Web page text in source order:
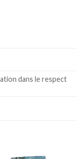
dans le respect